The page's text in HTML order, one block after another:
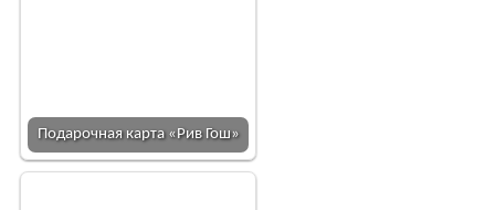
Подарочная карта «Рив Гош»